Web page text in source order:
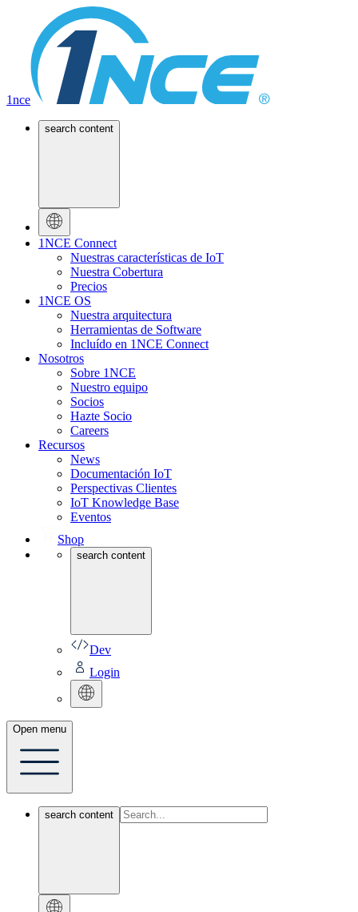
1nce
search content
1NCE Connect
Nuestras características de IoT
Nuestra Cobertura
Precios
1NCE OS
Nuestra arquitectura
Herramientas de Software
Incluído en 1NCE Connect
Nosotros
Sobre 1NCE
Nuestro equipo
Socios
Hazte Socio
Careers
Recursos
News
Documentación IoT
Perspectivas Clientes
IoT Knowledge Base
Eventos
Shop
search content
Dev
Login
Open menu
search content